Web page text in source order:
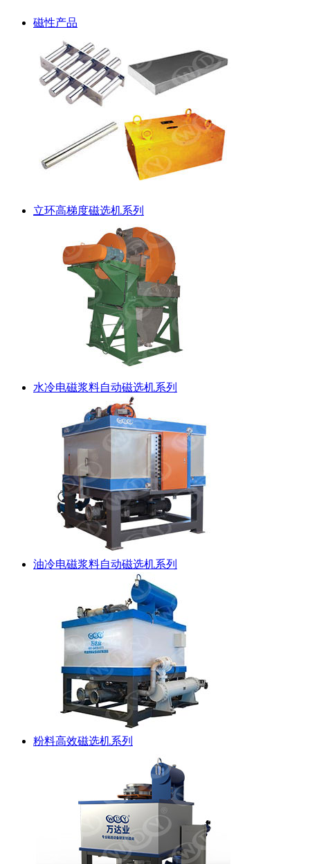
磁性产品
立环高梯度磁选机系列
水冷电磁浆料自动磁选机系列
油冷电磁浆料自动磁选机系列
粉料高效磁选机系列